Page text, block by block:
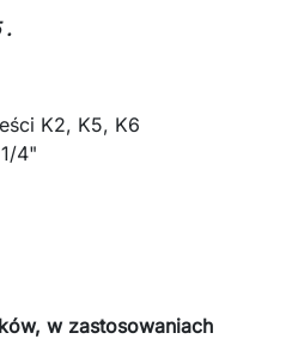
.
K2, K5, K6
4"
w zastosowaniach